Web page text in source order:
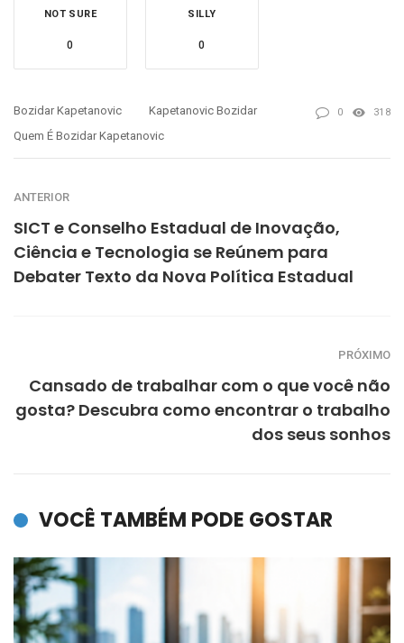
NOT SURE
0
SILLY
0
Bozidar Kapetanovic
Kapetanovic Bozidar
Quem É Bozidar Kapetanovic
0 318
ANTERIOR
SICT e Conselho Estadual de Inovação,
Ciência e Tecnologia se Reúnem para
Debater Texto da Nova Política Estadual
PRÓXIMO
Cansado de trabalhar com o que você não
gosta? Descubra como encontrar o trabalho
dos seus sonhos
VOCÊ TAMBÉM PODE GOSTAR